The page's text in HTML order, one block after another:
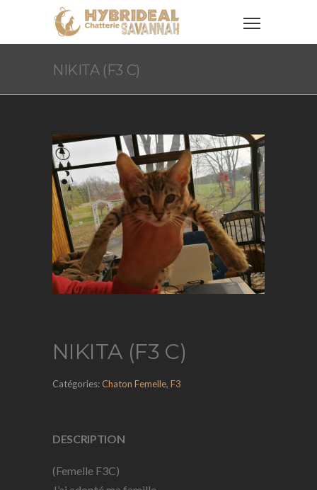
NIKITA (F3 C)
NIKITA (F3 C)
Catégories:Chaton Femelle, F3
DESCRIPTION
(Femelle F3C)